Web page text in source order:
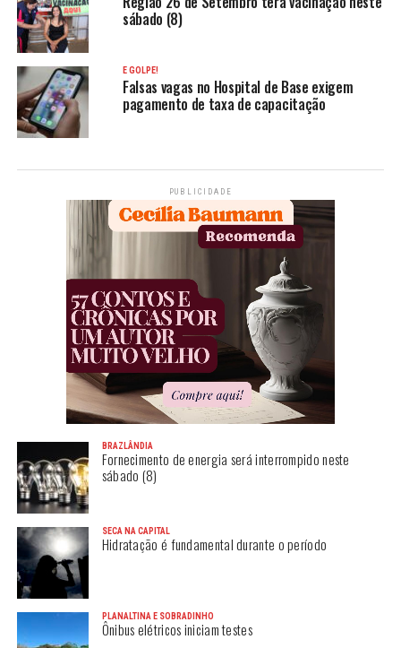
sábado (8)
É GOLPE!
Falsas vagas no Hospital de Base exigem
pagamento de taxa de capacitação
PUBLICIDADE
BRAZLÂNDIA
Fornecimento de energia será interrompido neste
sábado (8)
SECA NA CAPITAL
Hidratação é fundamental durante o período
PLANALTINA E SOBRADINHO
Ônibus elétricos iniciam testes